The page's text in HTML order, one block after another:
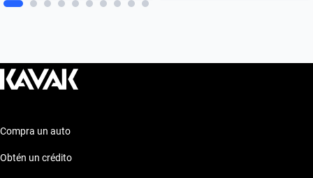
Compra un auto
Obtén un crédito